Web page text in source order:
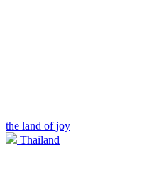
the land of joy
Thailand